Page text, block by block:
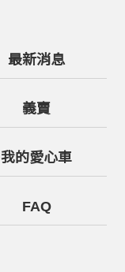
最新消息
義賣
我的愛心車
FAQ